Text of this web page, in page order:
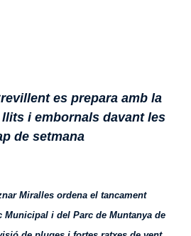
es prepara amb la
i embornals davant les
de setmana
Miralles ordena el tancament
Municipal i del Parc de Muntanya de